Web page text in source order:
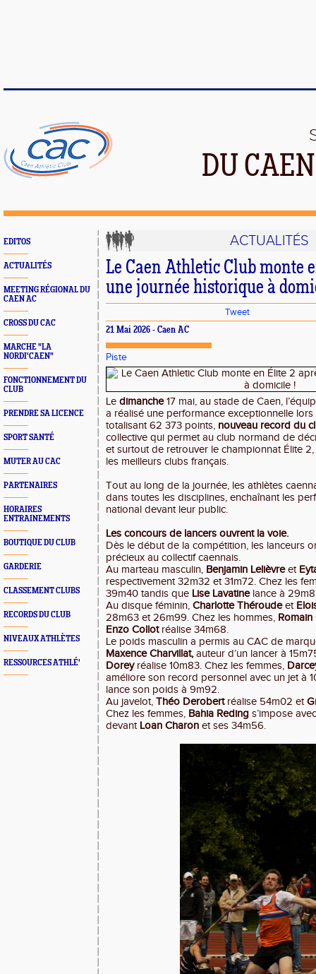
DU
EDITOS
ACTUALITÉS
MEETING RÉGIONAL DU
CAEN AC
CROSS DU CAC
MARCHE "LA
NORDI'CAEN"
FONCTIONNEMENT DU
CLUB
PRENDRE SA LICENCE
SPORT SANTÉ
MUTER AU CAC
PARTENAIRES
HORAIRES
ENTRAINEMENTS
BOUTIQUE DU CLUB
GARDERIE
CLASSEMENT CLUBS
RECORDS DU CLUB
NIVEAUX ATHLÈTES
RESSOURCES ATHLÉ'
ACTUALITÉS
Le Caen Athletic Club monte
une journée historique à
Tweet
21 Mai 2026 - Caen AC
Piste
Le dimanche17 mai, au stade de Caen,
a réalisé une performance exceptionnelle
totalisant 62 373 points, nouveau record du
collective qui permet au club normand de
et surtout de retrouver le championnat Élite
les meilleurs clubs français.
Tout au long de la journée, les athlètes
dans toutes les disciplines, enchaînant les
national devant leur public.
Les concours de lancers ouvrent la voie.
Dès le début de la compétition, les lanceurs
précieux au collectif caennais.
Au marteau masculin, Benjamin Lelièvreet
respectivement 32m32 et 31m72. Chez les
39m40 tandis que Lise Lavatinelance à
Au disque féminin, Charlotte Théroudeet
28m63 et 26m99. Chez les hommes, Romain
Enzo Collot réalise 34m68.
Le poids masculin a permis au CAC de
Maxence Charvillat,auteur d’un lancer à
Doreyréalise 10m83. Chez les femmes,
améliore son record personnel avec un jet à
lance son poids à 9m92.
Au javelot, Théo Derobertréalise 54m02 et
Chez les femmes, Bahia Reding s’impose
devant Loan Charon et ses 34m56.